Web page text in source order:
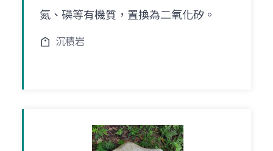
氮、磷等有機質，置換為二氧化矽。
沉積岩